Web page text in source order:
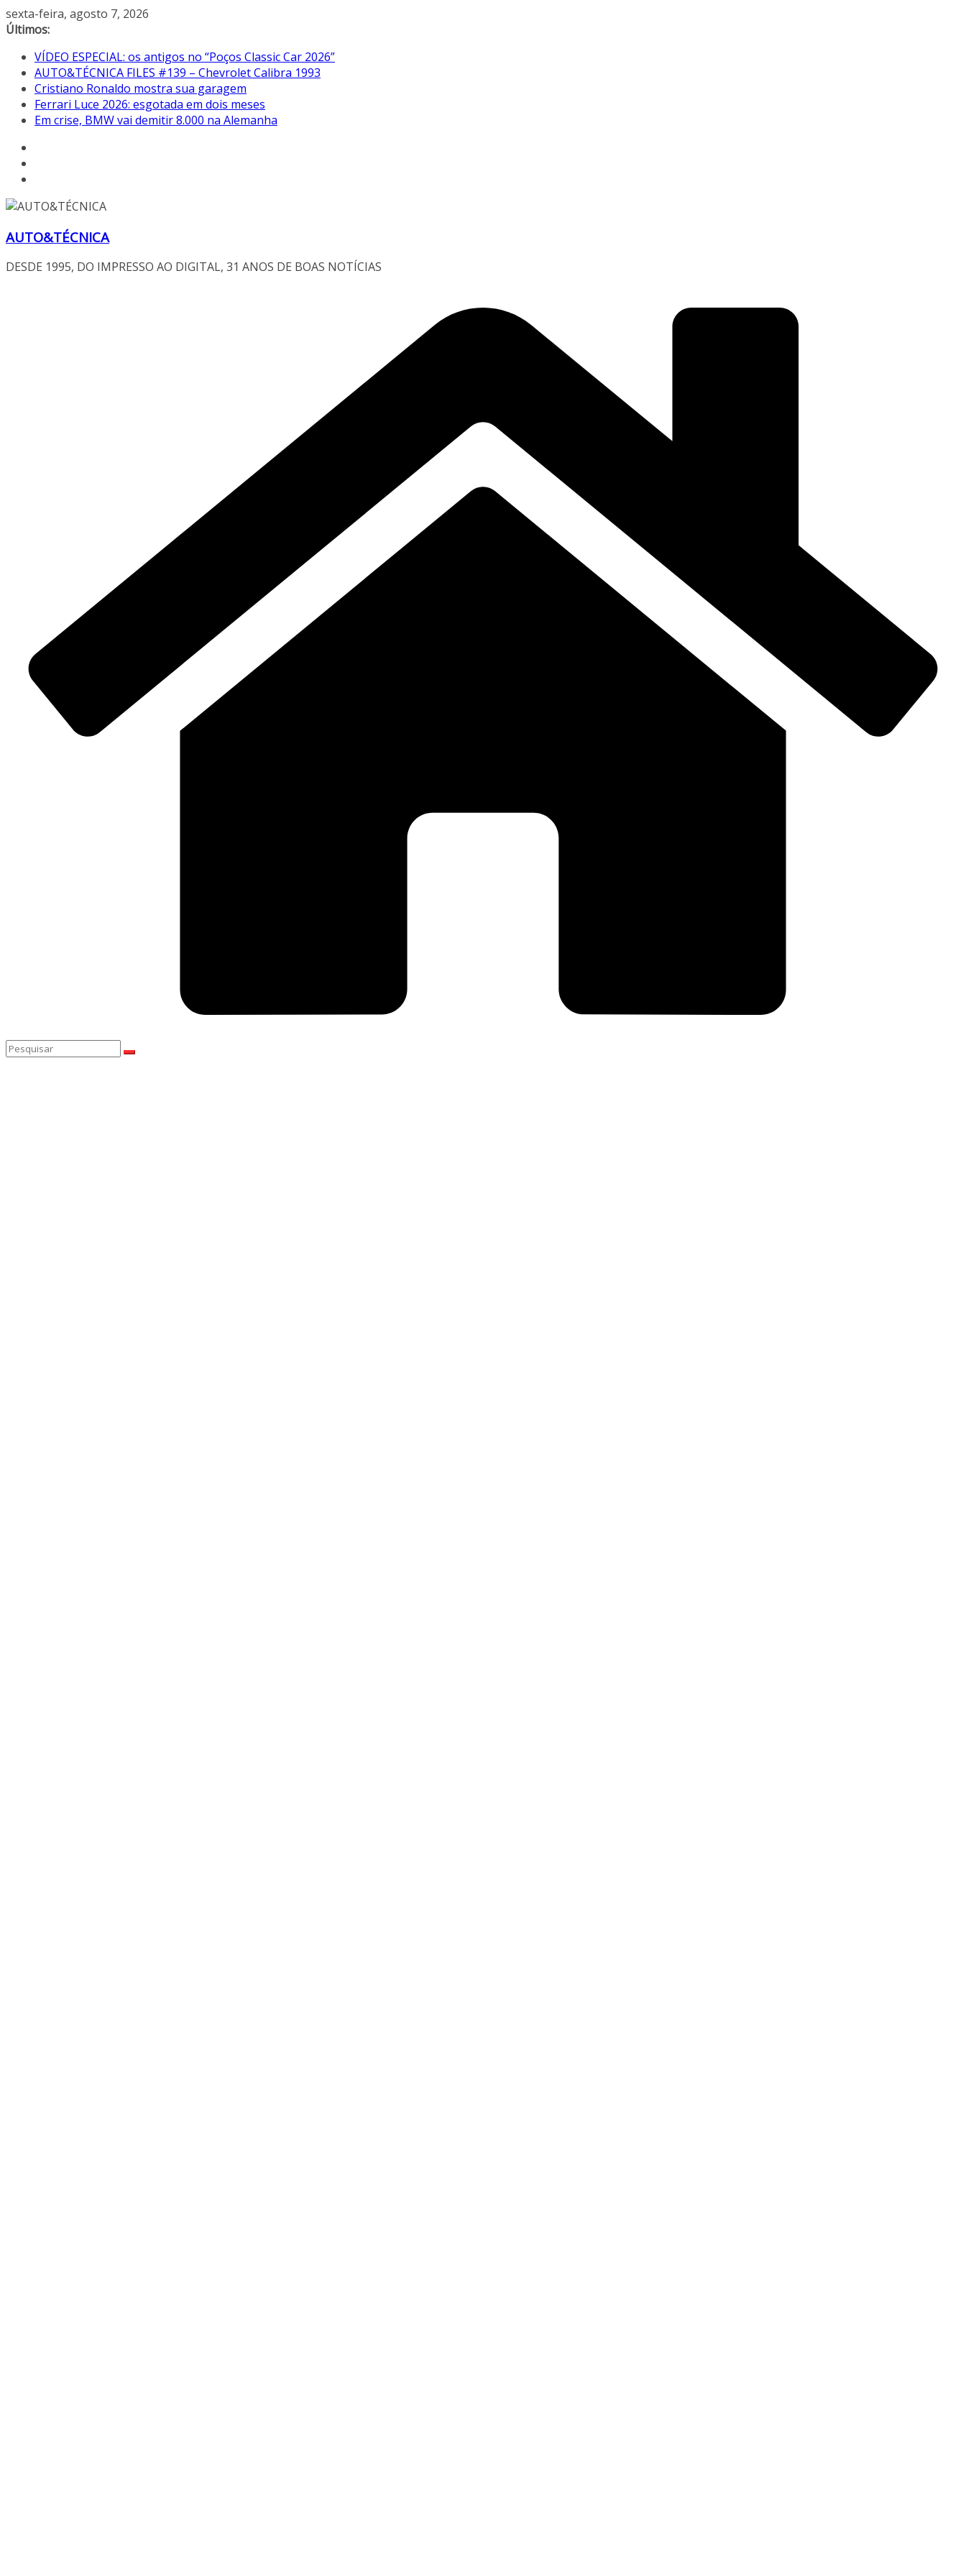
Pular
para
conteúdo
sexta-feira, agosto 7, 2026
Últimos:
VÍDEO ESPECIAL: os antigos no “Poços Classic Car 2026”
AUTO&TÉCNICA FILES #139 – Chevrolet Calibra 1993
Cristiano Ronaldo mostra sua garagem
Ferrari Luce 2026: esgotada em dois meses
Em crise, BMW vai demitir 8.000 na Alemanha
AUTO&TÉCNICA
DESDE 1995, DO IMPRESSO AO DIGITAL, 31 ANOS DE BOAS NOTÍCIAS